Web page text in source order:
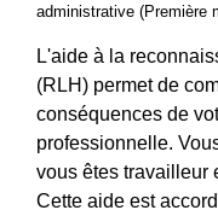
administrative (Première
L'aide à la
(RLH) permet de
conséquences de
professionnelle.
vous êtes travailleur
Cette aide est